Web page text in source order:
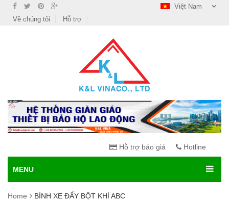
Việt Nam
Về chúng tôi
Hỗ trợ
Hỗ trợ báo giá Hotline
MENU
Home BÌNH XE ĐẨY BỘT KHÍ ABC